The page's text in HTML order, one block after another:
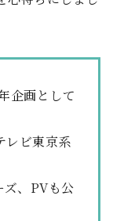
企画として
レビ東京系
ズ、PVも公